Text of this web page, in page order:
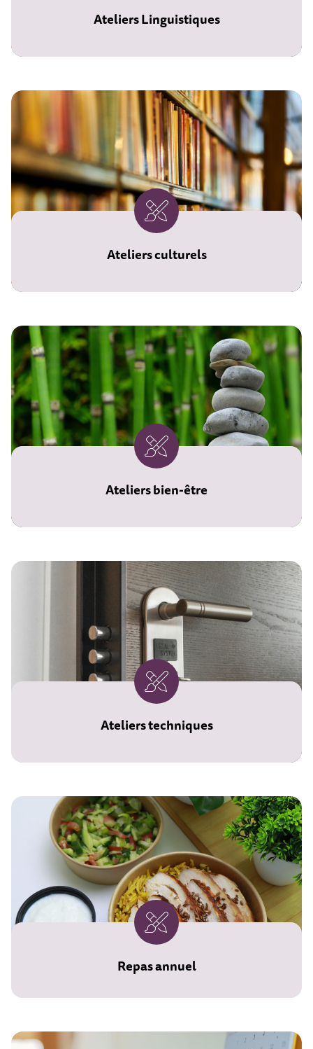
Ateliers Linguistiques
Ateliers culturels
Ateliers bien-être
Ateliers techniques
Repas annuel